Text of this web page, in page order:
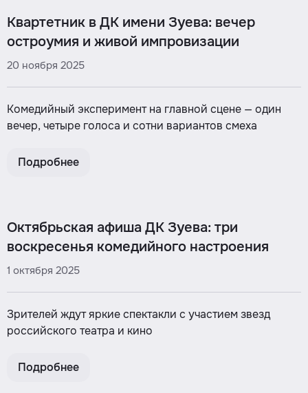
Квартетник в ДК имени Зуева: вечер
остроумия и живой импровизации
20 ноября 2025
Комедийный эксперимент на главной сцене — один
вечер, четыре голоса и сотни вариантов смеха
Подробнее
Октябрьская афиша ДК Зуева: три
воскресенья комедийного настроения
1 октября 2025
Зрителей ждут яркие спектакли с участием звезд
российского театра и кино
Подробнее